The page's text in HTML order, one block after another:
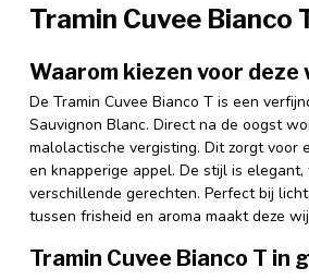
Tramin Cuvee Bianco
Waarom kiezen voor deze
De Tramin Cuvee Bianco T is een
Sauvignon Blanc. Direct na de oogst
malolactische vergisting. Dit zorgt
en knapperige appel. De stijl is
verschillende gerechten. Perfect bij
tussen frisheid en aroma maakt deze
Tramin Cuvee Bianco T in